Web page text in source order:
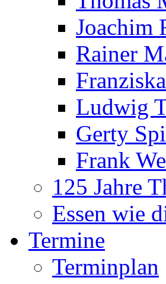
Joachim
Rainer
Ludwig
Gerty
Frank
125 Jahre
Essen wie
Termine
Terminplan